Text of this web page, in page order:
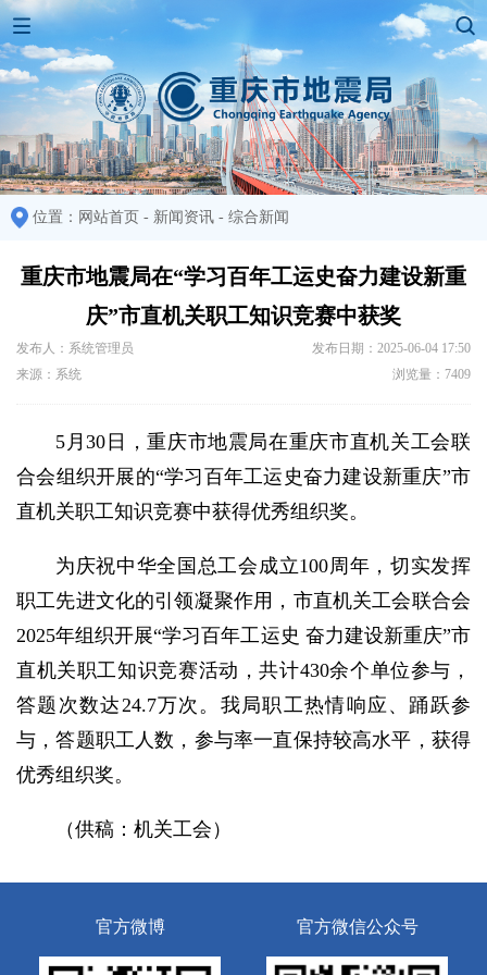
位置： 网站首页 - 新闻资讯 - 综合新闻
重庆市地震局在“学习百年工运史奋力建设新重
庆”市直机关职工知识竞赛中获奖
发布人：系统管理员
发布日期：2025-06-04 17:50
来源：系统
浏览量：7409
5月30日，重庆市地震局在重庆市直机关工会联
合会组织开展的“学习百年工运史奋力建设新重庆”市
直机关职工知识竞赛中获得优秀组织奖。
为庆祝中华全国总工会成立100周年，切实发挥
职工先进文化的引领凝聚作用，市直机关工会联合会
2025年组织开展“学习百年工运史 奋力建设新重庆”市
直机关职工知识竞赛活动，共计430余个单位参与，
答题次数达24.7万次。我局职工热情响应、踊跃参
与，答题职工人数，参与率一直保持较高水平，获得
优秀组织奖。
（供稿：机关工会）
官方微博 官方微信公众号